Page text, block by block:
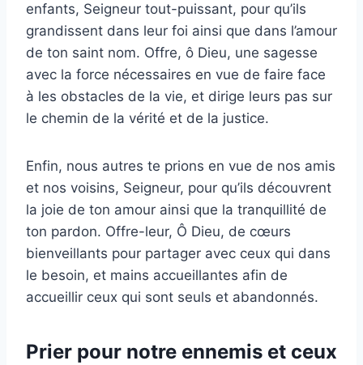
enfants, Seigneur tout-puissant, pour qu’ils
grandissent dans leur foi ainsi que dans l’amour
de ton saint nom. Offre, ô Dieu, une sagesse
avec la force nécessaires en vue de faire face
à les obstacles de la vie, et dirige leurs pas sur
le chemin de la vérité et de la justice.
Enfin, nous autres te prions en vue de nos amis
et nos voisins, Seigneur, pour qu’ils découvrent
la joie de ton amour ainsi que la tranquillité de
ton pardon. Offre-leur, Ô Dieu, de cœurs
bienveillants pour partager avec ceux qui dans
le besoin, et mains accueillantes afin de
accueillir ceux qui sont seuls et abandonnés.
Prier pour notre ennemis et ceux